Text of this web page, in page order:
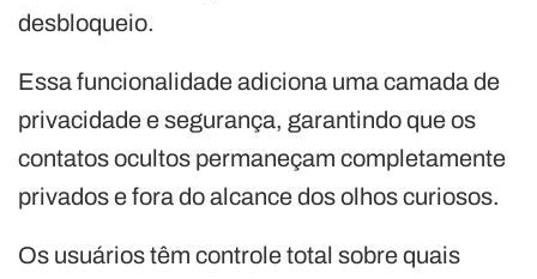
desbloqueio.
Essa funcionalidade adiciona uma camada de
privacidade e segurança, garantindo que os
contatos ocultos permaneçam completamente
privados e fora do alcance dos olhos curiosos.
Os usuários têm controle total sobre quais